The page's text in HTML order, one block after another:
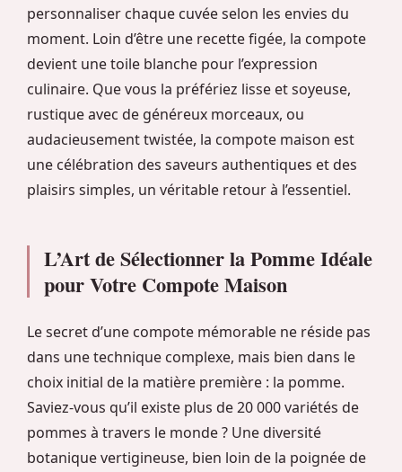
personnaliser chaque cuvée selon les envies du
moment. Loin d’être une recette figée, la compote
devient une toile blanche pour l’expression
culinaire. Que vous la préfériez lisse et soyeuse,
rustique avec de généreux morceaux, ou
audacieusement twistée, la compote maison est
une célébration des saveurs authentiques et des
plaisirs simples, un véritable retour à l’essentiel.
L’Art de Sélectionner la Pomme Idéale
pour Votre Compote Maison
Le secret d’une compote mémorable ne réside pas
dans une technique complexe, mais bien dans le
choix initial de la matière première : la pomme.
Saviez-vous qu’il existe plus de 20 000 variétés de
pommes à travers le monde ? Une diversité
botanique vertigineuse, bien loin de la poignée de